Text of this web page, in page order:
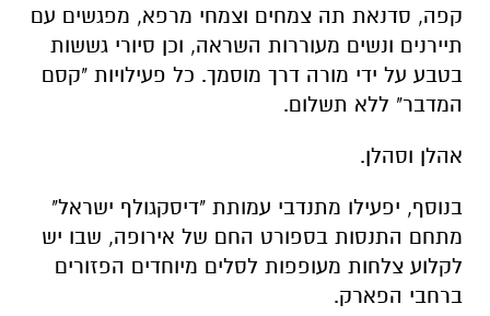
קפה, סדנאת תה צמחים וצמחי מרפא, מפגשים עם
תיירנים ונשים מעוררות השראה, וכן סיורי גששות
בטבע על ידי מורה דרך מוסמך. כל פעילויות "קסם
המדבר" ללא תשלום.
אהלן וסהלן.
בנוסף, יפעילו מתנדבי עמותת "דיסקגולף ישראל"
מתחם התנסות בספורט החם של אירופה, שבו יש
לקלוע צלחות מעופפות לסלים מיוחדים הפזורים
ברחבי הפארק.